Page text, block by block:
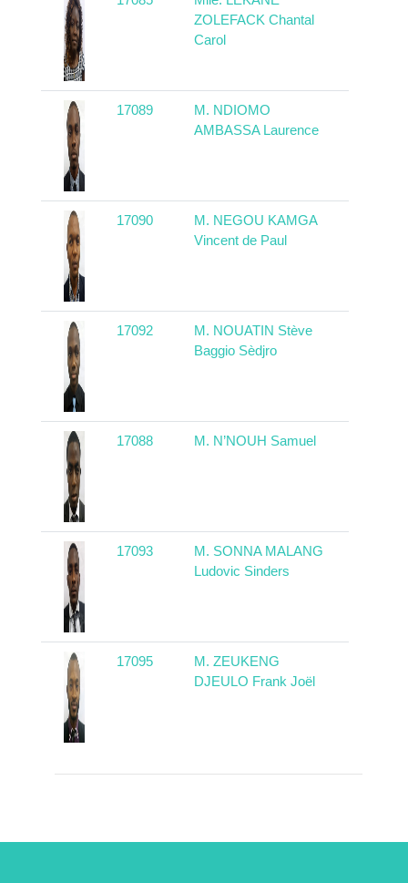
ZOLEFACK Chantal
Carol
17089
M. NDIOMO
AMBASSA Laurence
17090
M. NEGOU KAMGA
Vincent de Paul
17092
M. NOUATIN Stève
Baggio Sèdjro
17088 M. N’NOUH Samuel
17093
M. SONNA MALANG
Ludovic Sinders
17095
M. ZEUKENG
DJEULO Frank Joël